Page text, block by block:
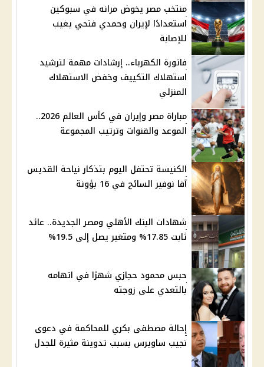
منتخب مصر يخوض مرانه في سبوكين
استعدادًا لإيران وحمدي فتحي يغيب
للإصابة
فاتورة الكهرباء.. إرشادات مهمة لترشيد
استهلاك التكييف وخفض الاستهلاك
المنزلي
مباراة مصر وإيران في كأس العالم 2026..
الموعد والقنوات وترتيب المجموعة
الكنيسة تحتفل اليوم بتذكار نياحة القديس
آفا نوفير السائح في 16 بؤونة
شهادات البنك الأهلي ومصر الجديدة.. عائد
ثابت 17.85% ومتغير يصل إلى 19.5%
حبس محمود حجازي شهرًا في اتهامه
بالتعدي على زوجته
إحالة مصطفى بكري للمحاكمة في دعوى
نجيب ساويرس بسبب تدوينة مثيرة للجدل